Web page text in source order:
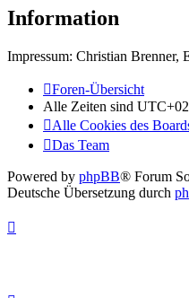
Information
Impressum: Christian Brenner,
Foren-Übersicht
Alle Zeiten sind
Alle Cookies des
Das Team
Powered by phpBB® Forum
Deutsche Übersetzung durch